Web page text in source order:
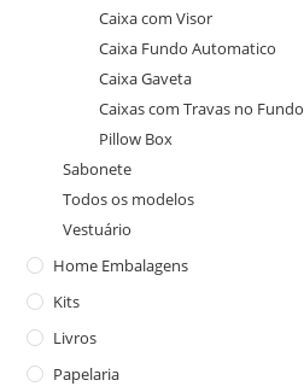
Caixa com Visor
Caixa Fundo Automatico
Caixa Gaveta
Caixas com Travas no Fundo
Pillow Box
Sabonete
Todos os modelos
Vestuário
Home Embalagens
Kits
Livros
Papelaria